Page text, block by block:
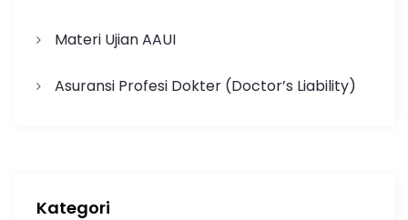
Materi Ujian AAUI
Asuransi Profesi Dokter (Doctor’s Liability)
Kategori